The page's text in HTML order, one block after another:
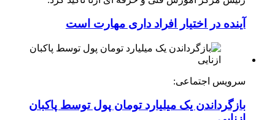
آینده در اختیار افراد داری مهارت است
سرویس اجتماعی:
بازگرداندن یک میلیارد تومان پول توسط پاکبان